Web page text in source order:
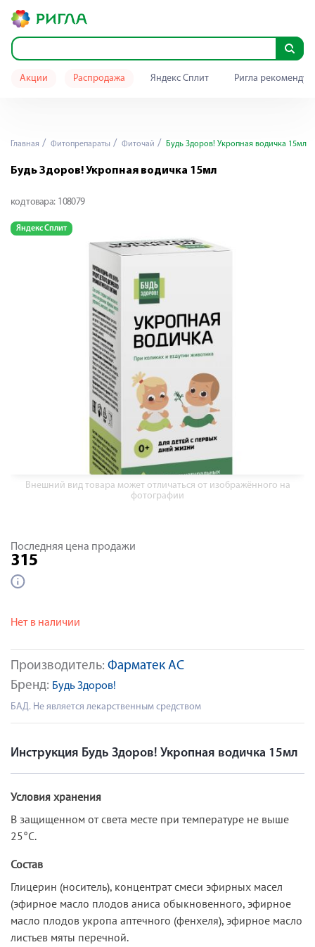
Акции Распродажа Яндекс Сплит Ригла
Главная Фитопрепараты Фиточай Будь Здоров! Укропная водичка 15мл
Будь Здоров! Укропная водичка 15мл
код товара: 108079
Яндекс Сплит
Внешний вид товара может отличаться от изображённого на
фотографии
Производитель: Фарматек АС
Бренд: Будь Здоров!
БАД. Не является лекарственным средством
Последняя цена продажи
315
Нет в наличии
Инструкция Будь Здоров! Укропная водичка 15мл
Условия хранения
В защищенном от света месте при температуре не выше
25°С.
Состав
Глицерин (носитель), концентрат смеси эфирных масел
(эфирное масло плодов аниса обыкновенного, эфирное
масло плодов укропа аптечного (фенхеля), эфирное масло
листьев мяты перечной.